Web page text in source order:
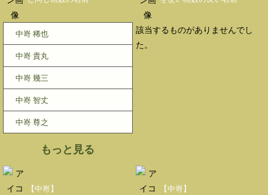
中嵜 稀也
中嵜 貴丸
中嵜 幾三
中嵜 智丈
中嵜 尊之
もっと見る
該当するものがありませんでし
た。
【中嵜】
【中嵜】